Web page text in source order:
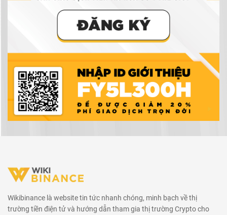
Wikibinance là website tin tức nhanh chóng, minh bạch về thị
trường tiền điện tử và hướng dẫn tham gia thị trường Crypto cho